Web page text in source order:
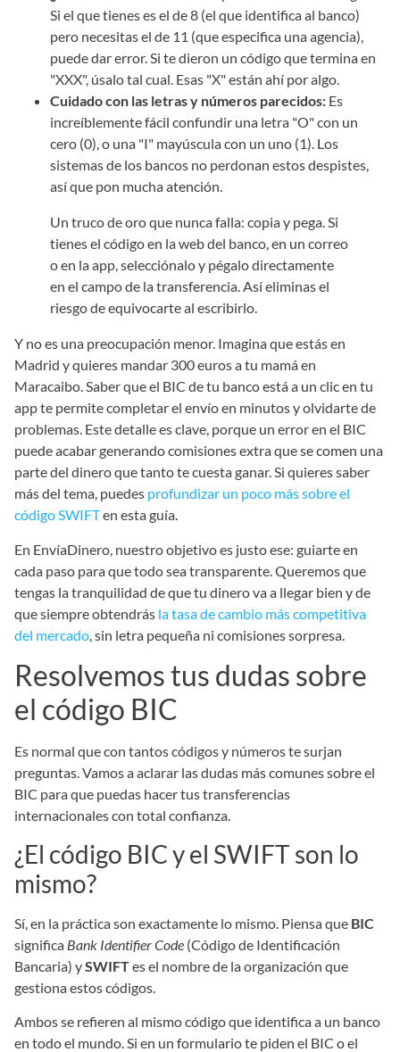
Si el que tienes es el de 8 (el que identifica al banco)
pero necesitas el de 11 (que especifica una agencia),
puede dar error. Si te dieron un código que termina en
"XXX", úsalo tal cual. Esas "X" están ahí por algo.
Cuidado con las letras y números parecidos: Es
increíblemente fácil confundir una letra "O" con un
cero (0), o una "I" mayúscula con un uno (1). Los
sistemas de los bancos no perdonan estos despistes,
así que pon mucha atención.
Un truco de oro que nunca falla: copia y pega. Si
tienes el código en la web del banco, en un correo
o en la app, selecciónalo y pégalo directamente
en el campo de la transferencia. Así eliminas el
riesgo de equivocarte al escribirlo.
Y no es una preocupación menor. Imagina que estás en
Madrid y quieres mandar 300 euros a tu mamá en
Maracaibo. Saber que el BIC de tu banco está a un clic en tu
app te permite completar el envío en minutos y olvidarte de
problemas. Este detalle es clave, porque un error en el BIC
puede acabar generando comisiones extra que se comen una
parte del dinero que tanto te cuesta ganar. Si quieres saber
más del tema, puedes profundizar un poco más sobre el
código SWIFTen esta guía.
En EnvíaDinero, nuestro objetivo es justo ese: guiarte en
cada paso para que todo sea transparente. Queremos que
tengas la tranquilidad de que tu dinero va a llegar bien y de
que siempre obtendrás la tasa de cambio más competitiva
del mercado , sin letra pequeña ni comisiones sorpresa.
Resolvemos tus dudas sobre
el código BIC
Es normal que con tantos códigos y números te surjan
preguntas. Vamos a aclarar las dudas más comunes sobre el
BIC para que puedas hacer tus transferencias
internacionales con total confianza.
¿El código BIC y el SWIFT son lo
mismo?
Sí, en la práctica son exactamente lo mismo. Piensa que BIC
significa Bank Identifier Code (Código de Identificación
Bancaria) ySWIFTes el nombre de la organización que
gestiona estos códigos.
Ambos se refieren al mismo código que identifica a un banco
en todo el mundo. Si en un formulario te piden el BIC o el